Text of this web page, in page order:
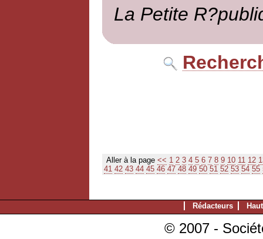
La Petite
Aller à la page << 1 2 3 4 5 6 7 8 9 10 11 12
41 42 43 44 45 46 47 48 49 50 51 52 53 54 55
Rédacteurs
© 2007 -